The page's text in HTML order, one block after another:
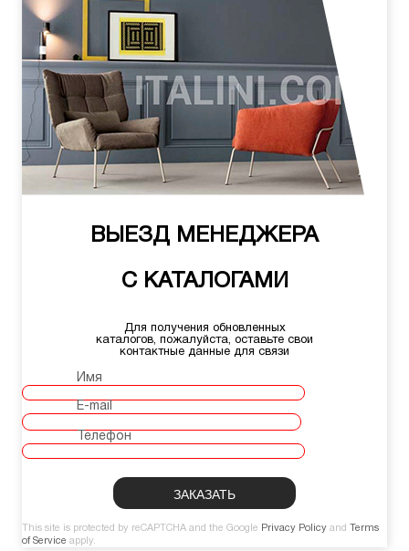
ВЫЕЗД МЕНЕДЖЕРА
С КАТАЛОГАМИ
Для получения обновленных
каталогов, пожалуйста, оставьте свои
контактные данные для связи
Имя
E-mail
Телефон
This site is protected by reCAPTCHA and the Google Privacy Policy and
Terms
of Service apply.